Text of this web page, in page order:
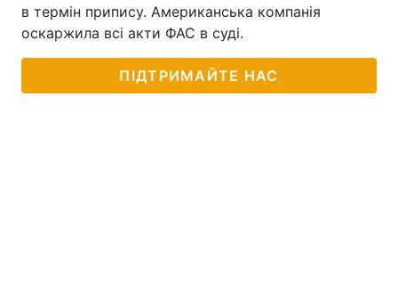
в термін припису. Американська компанія
оскаржила всі акти ФАС в суді.
ПІДТРИМАЙТЕ НАС